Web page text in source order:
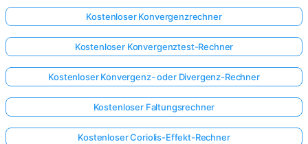
Kostenloser Konvergenzrechner
Kostenloser Konvergenztest-Rechner
Kostenloser Konvergenz- oder Divergenz-Rechner
Kostenloser Faltungsrechner
Kostenloser Coriolis-Effekt-Rechner